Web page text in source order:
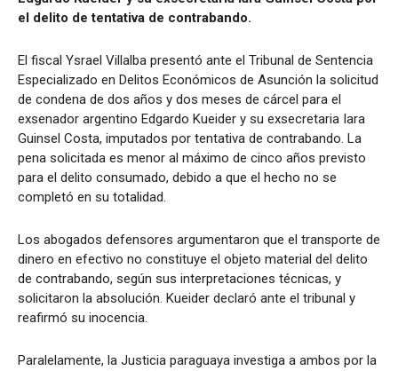
el delito de tentativa de contrabando.
El fiscal Ysrael Villalba presentó ante el Tribunal de Sentencia
Especializado en Delitos Económicos de Asunción la solicitud
de condena de dos años y dos meses de cárcel para el
exsenador argentino Edgardo Kueider y su exsecretaria Iara
Guinsel Costa, imputados por tentativa de contrabando. La
pena solicitada es menor al máximo de cinco años previsto
para el delito consumado, debido a que el hecho no se
completó en su totalidad.
Los abogados defensores argumentaron que el transporte de
dinero en efectivo no constituye el objeto material del delito
de contrabando, según sus interpretaciones técnicas, y
solicitaron la absolución. Kueider declaró ante el tribunal y
reafirmó su inocencia.
Paralelamente, la Justicia paraguaya investiga a ambos por la